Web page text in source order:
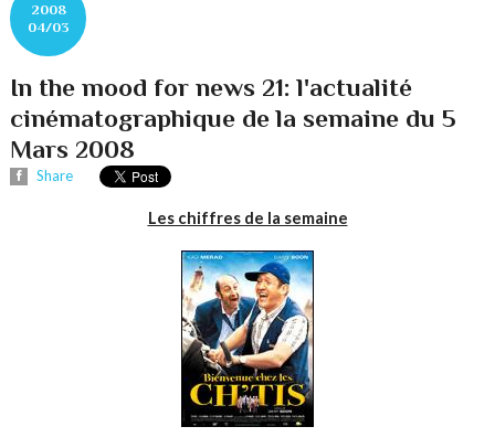
2008
04/03
In the mood for news 21: l'actualité
cinématographique de la semaine du 5
Mars 2008
Share
Les chiffres de la semaine